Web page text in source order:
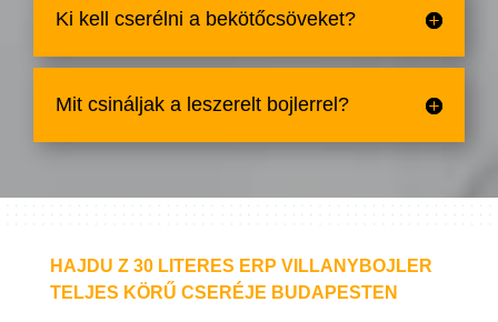
Ki kell cserélni a bekötőcsöveket?
Mit csináljak a leszerelt bojlerrel?
HAJDU Z 30 LITERES ERP VILLANYBOJLER
TELJES KÖRŰ CSERÉJE BUDAPESTEN